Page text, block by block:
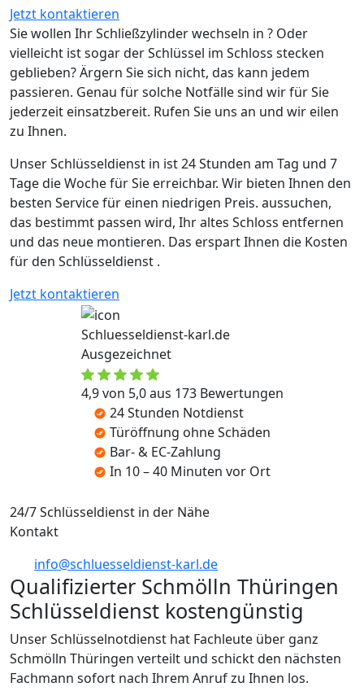
Jetzt kontaktieren
Sie wollen Ihr Schließzylinder wechseln in ? Oder
vielleicht ist sogar der Schlüssel im Schloss stecken
geblieben? Ärgern Sie sich nicht, das kann jedem
passieren. Genau für solche Notfälle sind wir für Sie
jederzeit einsatzbereit. Rufen Sie uns an und wir eilen
zu Ihnen.
Unser Schlüsseldienst in ist 24 Stunden am Tag und 7
Tage die Woche für Sie erreichbar. Wir bieten Ihnen den
besten Service für einen niedrigen Preis. aussuchen,
das bestimmt passen wird, Ihr altes Schloss entfernen
und das neue montieren. Das erspart Ihnen die Kosten
für den Schlüsseldienst .
Jetzt kontaktieren
Schluesseldienst-karl.de
Ausgezeichnet
4,9 von 5,0 aus 173 Bewertungen
24 Stunden Notdienst
Türöffnung ohne Schäden
Bar- & EC-Zahlung
In 10 – 40 Minuten vor Ort
24/7 Schlüsseldienst in der Nähe
Kontakt
info@schluesseldienst-karl.de
Qualifizierter Schmölln Thüringen
Schlüsseldienst kostengünstig
Unser Schlüsselnotdienst hat Fachleute über ganz
Schmölln Thüringen verteilt und schickt den nächsten
Fachmann sofort nach Ihrem Anruf zu Ihnen los.